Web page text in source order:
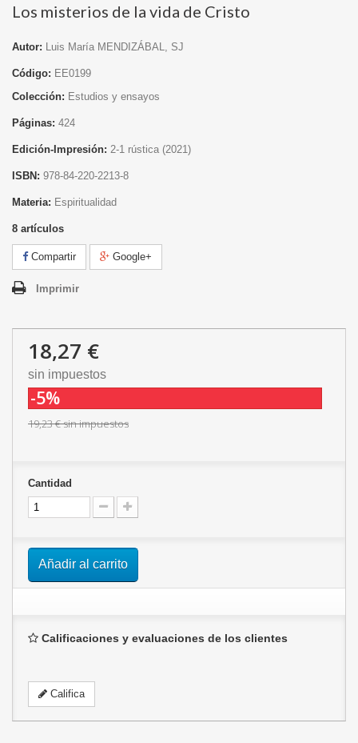
Los misterios de la vida de Cristo
Autor: Luis María MENDIZÁBAL, SJ
Código: EE0199
Colección: Estudios y ensayos
Páginas: 424
Edición-Impresión: 2-1 rústica (2021)
ISBN: 978-84-220-2213-8
Materia: Espiritualidad
8 artículos
Compartir Google+
Imprimir
18,27 €
sin impuestos
-5%
19,23 €sin impuestos
Cantidad
Añadir al carrito
Calificaciones y evaluaciones de los clientes
Califica